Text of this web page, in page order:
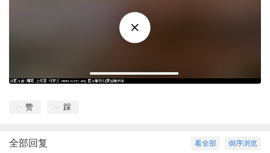
赞 踩
倒序浏览
看全部
全部回复